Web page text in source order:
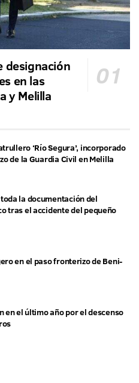
designación
en las
y Melilla
‘Río Segura’, incorporado
de la Guardia Civil en Melilla
la documentación del
tras el accidente del pequeño
en el paso fronterizo de Beni-
en el último año por el descenso